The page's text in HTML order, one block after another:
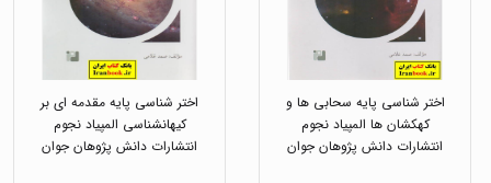
اختر شناسی پایه سحابی ها و
کهکشان ها المپیاد نجوم
انتشارات دانش پژوهان جوان
اختر شناسی پایه مقدمه ای بر
کیهانشناسی المپیاد نجوم
انتشارات دانش پژوهان جوان